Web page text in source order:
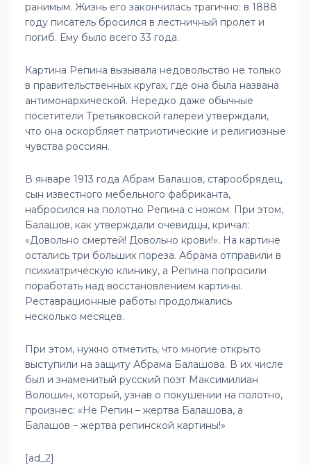
ранимым. Жизнь его закончилась трагично: в 1888
году писатель бросился в лестничный пролет и
погиб. Ему было всего 33 года.
Картина Репина вызывала недовольство не только
в правительственных кругах, где она была названа
антимонархической. Нередко даже обычные
посетители Третьяковской галереи утверждали,
что она оскорбляет патриотические и религиозные
чувства россиян.
В январе 1913 года Абрам Балашов, старообрядец,
сын известного мебельного фабриканта,
набросился на полотно Репина с ножом. При этом,
Балашов, как утверждали очевидцы, кричал:
«Довольно смертей! Довольно крови!». На картине
остались три больших пореза. Абрама отправили в
психиатрическую клинику, а Репина попросили
поработать над восстановлением картины.
Реставрационные работы продолжались
несколько месяцев.
При этом, нужно отметить, что многие открыто
выступили на защиту Абрама Балашова. В их числе
был и знаменитый русский поэт Максимилиан
Волошин, который, узнав о покушении на полотно,
произнес: «Не Репин – жертва Балашова, а
Балашов – жертва репинской картины!»
[ad_2]